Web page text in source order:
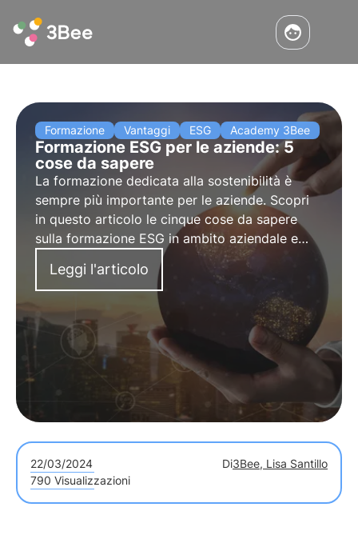
Formazione Vantaggi ESG Academy 3Bee
Formazione ESG per le aziende: 5
cose da sapere
La formazione dedicata alla sostenibilità è
sempre più importante per le aziende. Scopri
in questo articolo le cinque cose da sapere
sulla formazione ESG in ambito aziendale e
quali sono i programmi di formazione
innovativi e digitali proposti da 3Bee.
Leggi l'articolo
22/03/2024 Di3Bee, Lisa Santillo
790 Visualizzazioni